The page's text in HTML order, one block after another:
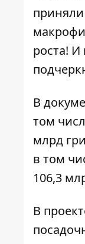
приняли
роста!
В
том
млрд
в том
106,3
В